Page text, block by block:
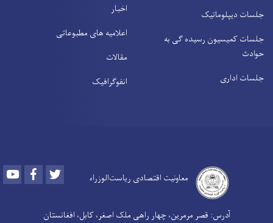
جلسات دیپلوماتیک
جلسات کمیسیون رسیده ګی به
حوادث
جلسات اداری
اخبار
اعلامیه های مطبوعاتی
مقالات
انفوګرافیک
معاونیت اقتصادی ریاست‌الوزراء Youtube Facebook
آدرس: قصر مرمرین، چهار راهی ملک اصغر، کابل، افغانستان